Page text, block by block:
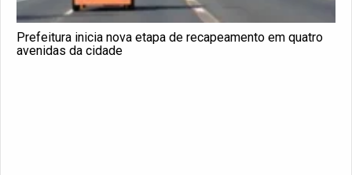
Prefeitura inicia nova etapa de recapeamento em quatro
avenidas da cidade